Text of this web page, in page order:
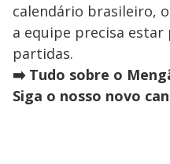
calendário brasileiro,
a equipe precisa
partidas.
➡️ Tudo sobre o
Siga o nosso novo